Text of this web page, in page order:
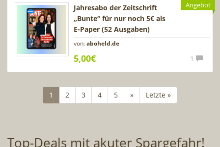
Angebot
Jahresabo der Zeitschrift
„Bunte“ für nur noch 5€ als
E-Paper (52 Ausgaben)
von:aboheld.de
5,00€ 1
1 2 3 4 5 » Letzte »
Top-Deals mit akuter Spargefahr!